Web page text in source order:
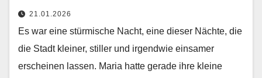
21.01.2026
Es war eine stürmische Nacht, eine dieser Nächte, die
die Stadt kleiner, stiller und irgendwie einsamer
erscheinen lassen. Maria hatte gerade ihre kleine